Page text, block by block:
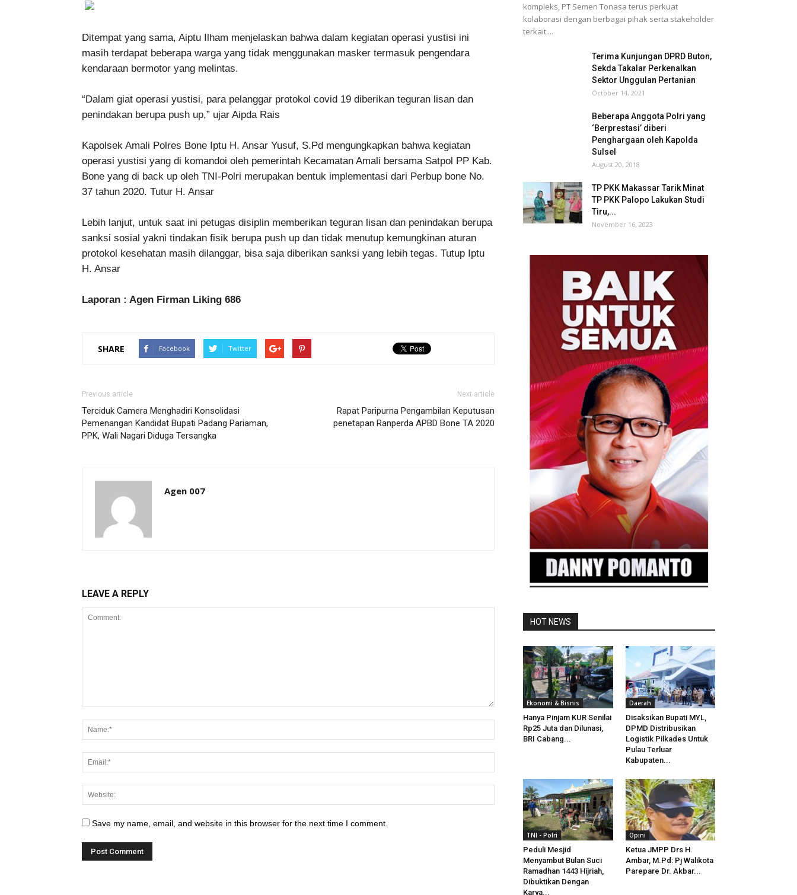
Ditempat yang sama, Aiptu Ilham menjelaskan bahwa dalam kegiatan operasi yustisi ini
masih terdapat beberapa warga yang tidak menggunakan masker termasuk pengendara
kendaraan bermotor yang melintas.
“Dalam giat operasi yustisi, para pelanggar protokol covid 19 diberikan teguran lisan dan
penindakan berupa push up,” ujar Aipda Rais
Kapolsek Amali Polres Bone Iptu H. Ansar Yusuf, S.Pd mengungkapkan bahwa kegiatan
operasi yustisi yang di komandoi oleh pemerintah Kecamatan Amali bersama Satpol PP Kab.
Bone yang di back up oleh TNI-Polri merupakan bentuk implementasi dari Perbup bone No.
37 tahun 2020. Tutur H. Ansar
Lebih lanjut, untuk saat ini petugas disiplin memberikan teguran lisan dan penindakan berupa
sanksi sosial yakni tindakan fisik berupa push up dan tidak menutup kemungkinan aturan
protokol kesehatan masih dilanggar, bisa saja diberikan sanksi yang lebih tegas. Tutup Iptu
H. Ansar
Laporan : Agen Firman Liking 686
SHARE Facebook Twitter
Previous article
Terciduk Camera Menghadiri Konsolidasi
Pemenangan Kandidat Bupati Padang Pariaman,
PPK, Wali Nagari Diduga Tersangka
Next article
Rapat Paripurna Pengambilan Keputusan
penetapan Ranperda APBD Bone TA 2020
Agen 007
LEAVE A REPLY
Save my name, email, and website in this browser for the next time I comment.
kompleks, PT Semen Tonasa terus perkuat
kolaborasi dengan berbagai pihak serta stakeholder
terkait....
Terima Kunjungan DPRD Buton,
Sekda Takalar Perkenalkan
Sektor Unggulan Pertanian
October 14, 2021
Beberapa Anggota Polri yang
‘Berprestasi’ diberi
Penghargaan oleh Kapolda
Sulsel
August 20, 2018
TP PKK Makassar Tarik Minat
TP PKK Palopo Lakukan Studi
Tiru,...
November 16, 2023
HOT NEWS
Ekonomi & Bisnis
Hanya Pinjam KUR Senilai
Rp25 Juta dan Dilunasi,
BRI Cabang...
Daerah
Disaksikan Bupati MYL,
DPMD Distribusikan
Logistik Pilkades Untuk
Pulau Terluar
Kabupaten...
TNI - Polri
Peduli Mesjid
Menyambut Bulan Suci
Ramadhan 1443 Hijriah,
Dibuktikan Dengan
Karya...
Opini
Ketua JMPP Drs H.
Ambar, M.Pd: Pj Walikota
Parepare Dr. Akbar...